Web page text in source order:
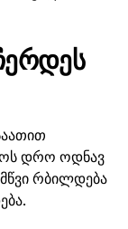
დრო ოდნავ
რბილდება